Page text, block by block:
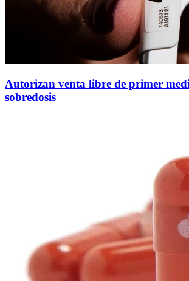
Autorizan venta libre de primer
sobredosis